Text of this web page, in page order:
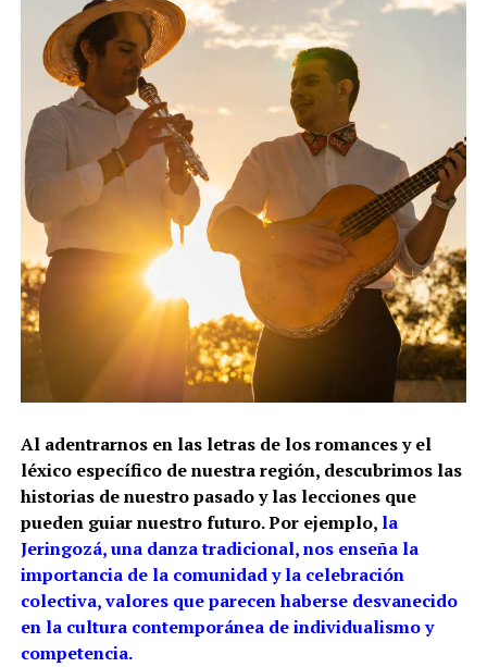
Al adentrarnos en las letras de los romances y el
léxico específico de nuestra región, descubrimos las
historias de nuestro pasado y las lecciones que
pueden guiar nuestro futuro. Por ejemplo,la
Jeringozá, una danza tradicional, nos enseña la
importancia de la comunidad y la celebración
colectiva, valores que parecen haberse desvanecido
en la cultura contemporánea de individualismo y
competencia.